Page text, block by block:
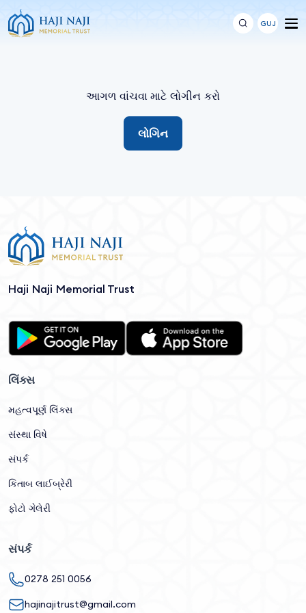
GUJ
આગળ વાંચવા માટે લોગીન કરો
લોગિન
Haji Naji Memorial Trust
લિંક્સ
મહત્વપૂર્ણ લિંક્સ
સંસ્થા વિષે
સંપર્ક
કિતાબ લાઈબ્રેરી
ફોટો ગેલેરી
સંપર્ક
0278 251 0056
hajinajitrust@gmail.com